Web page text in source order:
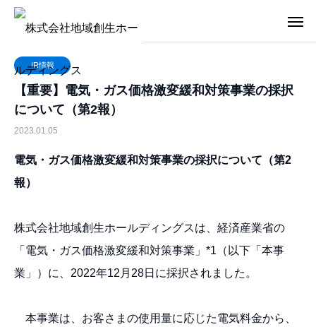
IR情報
【重要】電気・ガス価格激変緩和対策事業の採択
について（第2報）
2023.01.05
電気・ガス価格激変緩和対策事業の採択について（第2
報）
株式会社地域創生ホールディングスは、経済産業省の
「電気・ガス価格激変緩和対策事業」*1（以下「本事
業」）に、2022年12月28日に採択されました。
本事業は、お客さまの使用量に応じた電気料金から、